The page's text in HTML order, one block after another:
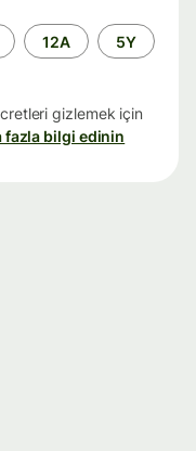
12A 5Y
gizlemek için
fazla bilgi edinin